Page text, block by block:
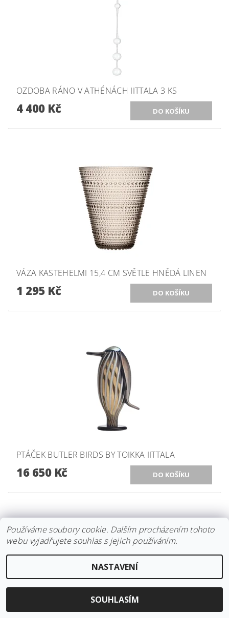
OZDOBA RÁNO V ATHÉNÁCH IITTALA 3 KS
4 400 Kč
VÁZA KASTEHELMI 15,4 CM SVĚTLE HNĚDÁ LINEN
1 295 Kč
PTÁČEK BUTLER BIRDS BY TOIKKA IITTALA
16 650 Kč
Používáme soubory cookie. Dalším procházením tohoto
webu vyjadřujete souhlas s jejich používáním.
NASTAVENÍ
SOUHLASÍM